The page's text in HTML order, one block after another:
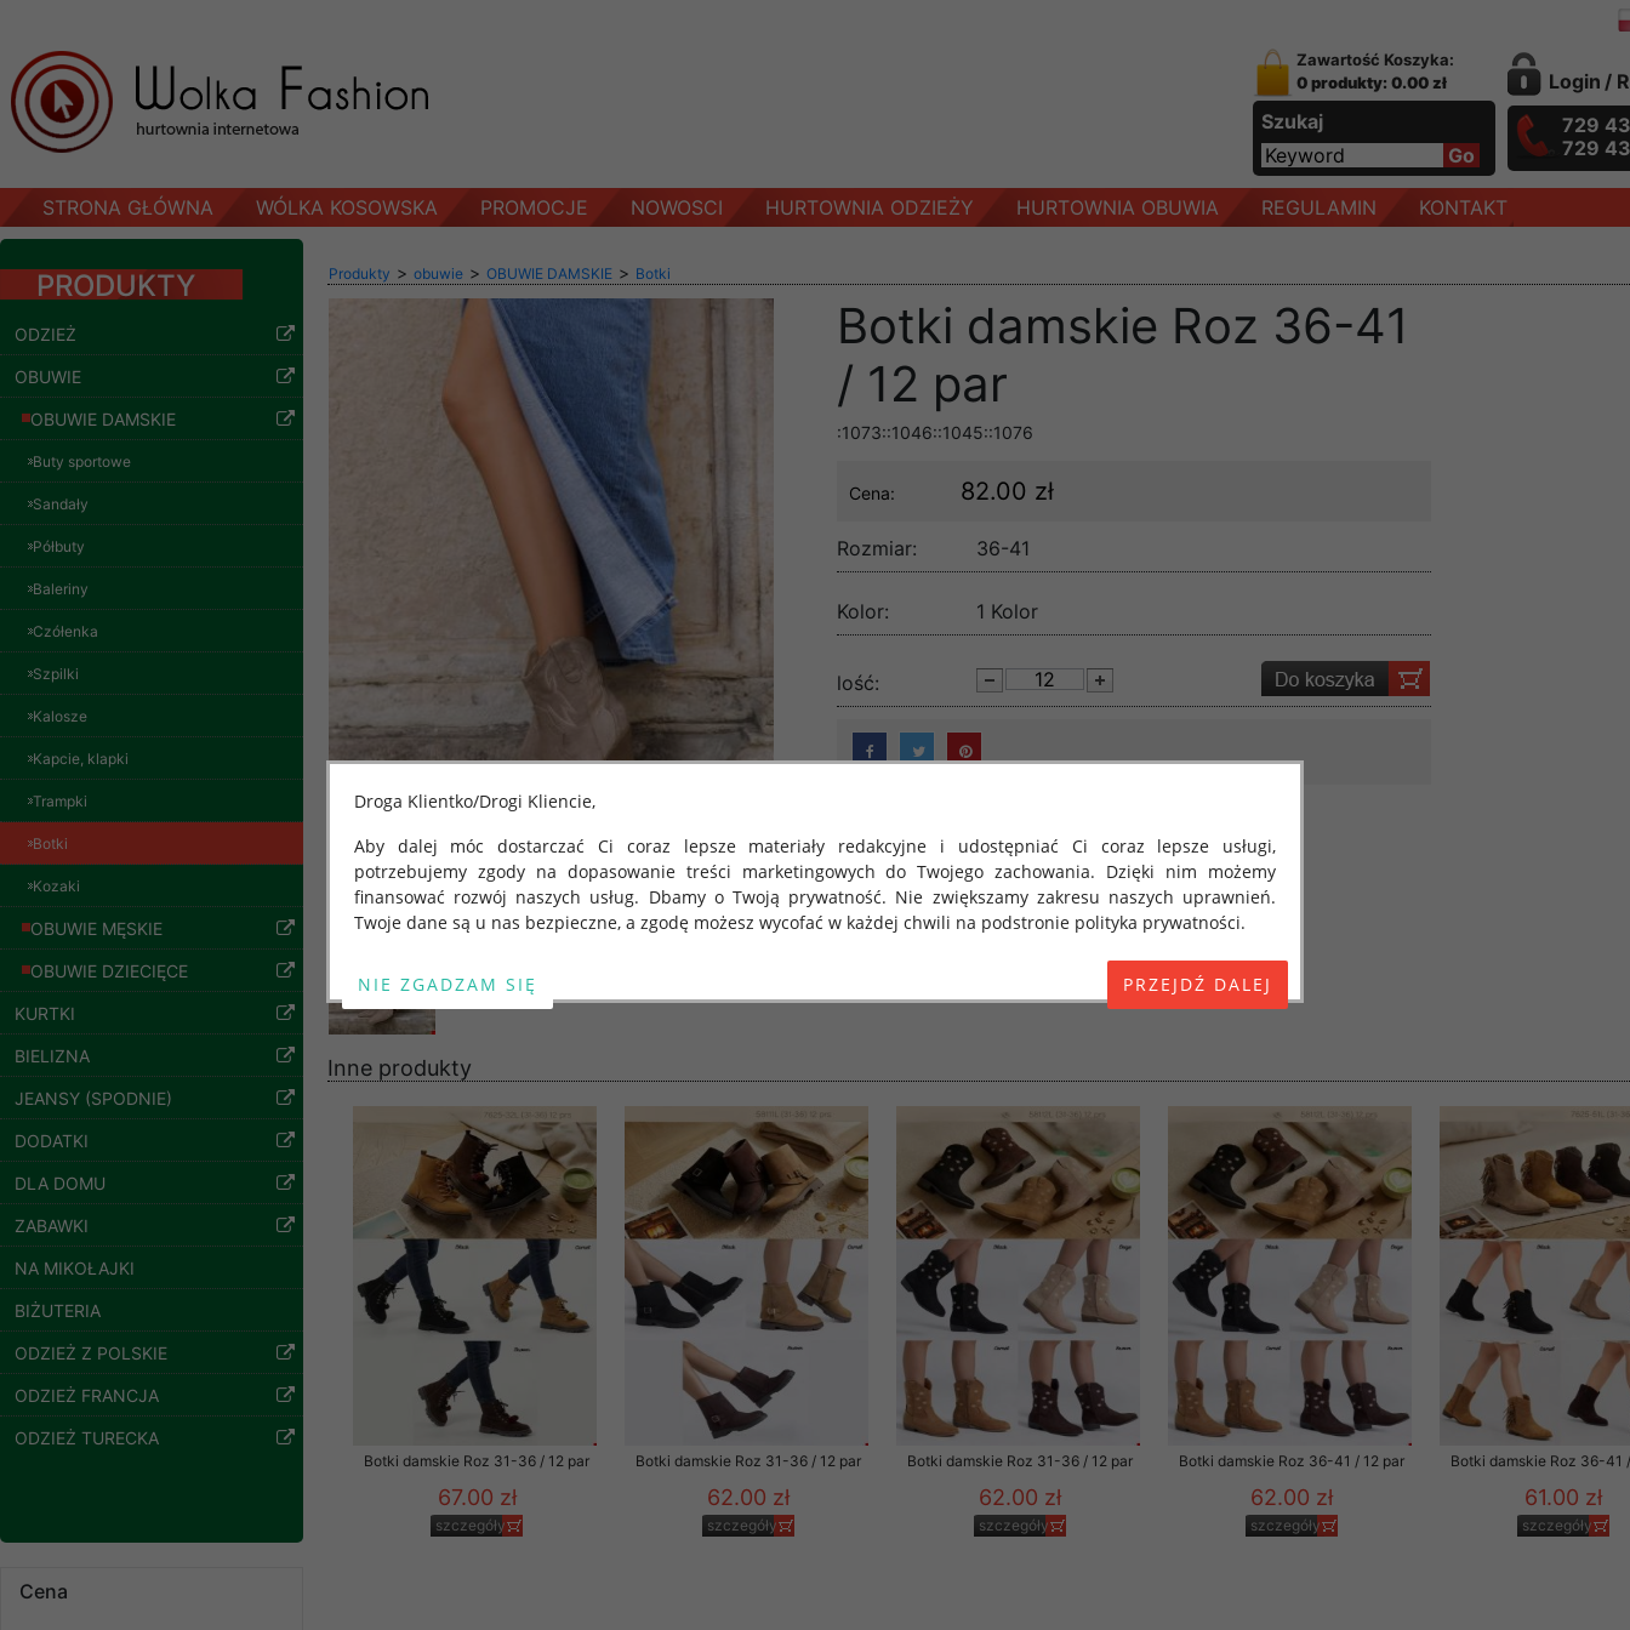
Zawartość Koszyka:
0 produkty: 0.00 zł
Szukaj
Login /
729
729
STRONA GŁÓWNA WÓLKA KOSOWSKA PROMOCJE NOWOSCI HURTOWNIA ODZIEŻY HURTOWNIA OBUWIA REGULAMIN KONTAKT
PRODUKTY
ODZIEŻ
OBUWIE
OBUWIE DAMSKIE
Buty sportowe
Sandały
Półbuty
Baleriny
Czółenka
Szpilki
Kalosze
Kapcie, klapki
Trampki
Botki
Kozaki
OBUWIE MĘSKIE
OBUWIE DZIECIĘCE
KURTKI
BIELIZNA
JEANSY (SPODNIE)
DODATKI
DLA DOMU
ZABAWKI
NA MIKOŁAJKI
BIŻUTERIA
ODZIEŻ Z POLSKIE
ODZIEŻ FRANCJA
ODZIEŻ TURECKA
Cena
jeansy Roz 29-36, 1
Kolor Paczka 10 szt
szczegóły
Spodnie damskie
jeansy Roz 25-30, 1
61.00 zł
Produkty > obuwie > OBUWIE DAMSKIE > Botki
Botki damskie Roz 36-41
/ 12 par
:1073::1046::1045::1076
Cena: 82.00 zł
Rozmiar: 36-41
Kolor: 1 Kolor
lość:
Inne produkty
Botki damskie Roz 31-36 / 12 par
67.00 zł
szczegóły
Botki damskie Roz 31-36 / 12 par
62.00 zł
szczegóły
Botki damskie Roz 31-36 / 12 par
62.00 zł
szczegóły
Botki damskie Roz 36-41 / 12 par
62.00 zł
szczegóły
Botki damskie Roz 36-41
61.00 zł
szczegóły
Droga Klientko/Drogi Kliencie,
Aby dalej móc dostarczać Ci coraz lepsze materiały redakcyjne i udostępniać Ci coraz lepsze usługi,
potrzebujemy zgody na dopasowanie treści marketingowych do Twojego zachowania. Dzięki nim możemy
finansować rozwój naszych usług. Dbamy o Twoją prywatność. Nie zwiększamy zakresu naszych uprawnień.
Twoje dane są u nas bezpieczne, a zgodę możesz wycofać w każdej chwili na podstronie polityka prywatności.
Od 25 maja 2018 roku obowiązuje Rozporządzenie Parlamentu Europejskiego i Rady (UE) 2016/679 z dnia 27
kwietnia 2016 r. w sprawie ochrony osób fizycznych w związku z przetwarzaniem danych osobowych i w sprawie
swobodnego przepływu takich danych oraz uchylenia dyrektywy 95/46/WE (określane jako "RODO", "ORODO",
przetwarzaniu Twoich danych oraz zasadach, na jakich odbywa się to po dniu 25 maja 2018 roku. Poniżej
Potrzebujemy na to Twojej zgody.
Jeżeli klikniesz przycisk „Przejdź dalej” lub zamkniesz to okno, to wyrazisz zgodę na przetwarzanie przez OMEZ
GROUP Sp. z o.o.
Wyrażenie zgody jest dobrowolne. Zgodę możesz w każdym momencie wycofać . Pamiętaj, że wycofanie zgody nie
wpływa na zgodność z prawem przetwarzania dokonanego wcześniej.
Dodatkowe informacje, w tym o przysługujących uprawnieniach (prawo dostępu, sprostowania oraz usunięcia
Twoich danych, ograniczenia ich przetwarzania, prawo do ich przenoszenia, niepodlegania zautomatyzowanemu
podejmowaniu decyzji, w tym profilowaniu, a także prawo wyrażenia sprzeciwu wobec przetwarzania Twoich
danych osobowych) znajdziesz w Polityce prywatności.
---------------------------------------------------
Polityka prywatności
Polityka prywatności sklepu